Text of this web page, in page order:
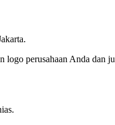
perusahaan Anda dan